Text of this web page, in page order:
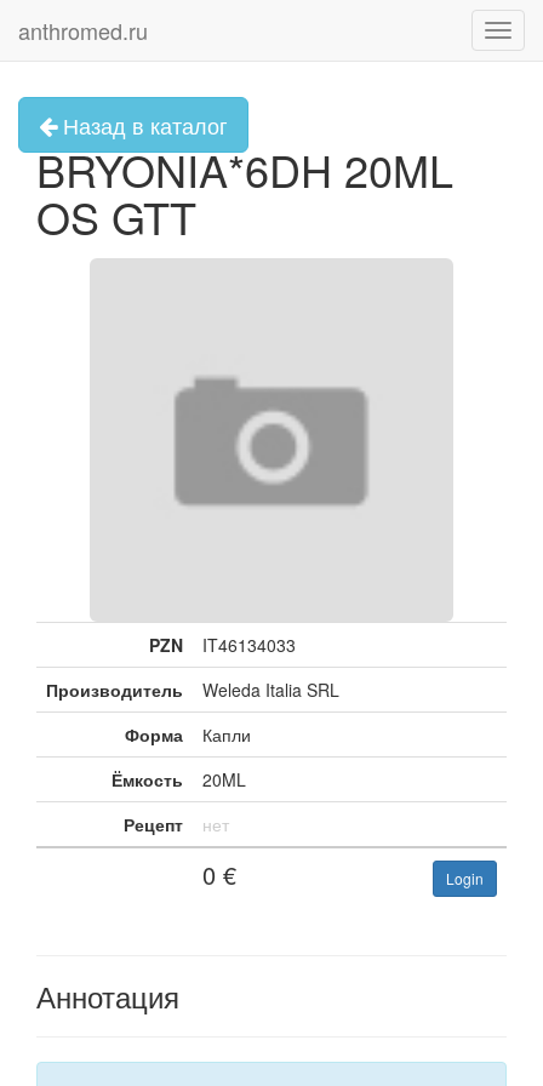
anthromed.ru
Назад в каталог
BRYONIA*6DH 20ML
OS GTT
PZN
IT46134033
Производитель
Weleda Italia SRL
Форма
Капли
Ёмкость
20ML
Рецепт
нет
0 € Login
Аннотация